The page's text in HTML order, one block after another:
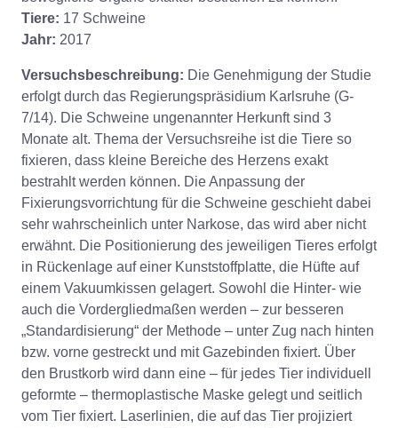
Tiere: 17 Schweine
Jahr: 2017
Versuchsbeschreibung: Die Genehmigung der Studie
erfolgt durch das Regierungspräsidium Karlsruhe (G-
7/14). Die Schweine ungenannter Herkunft sind 3
Monate alt. Thema der Versuchsreihe ist die Tiere so
fixieren, dass kleine Bereiche des Herzens exakt
bestrahlt werden können. Die Anpassung der
Fixierungsvorrichtung für die Schweine geschieht dabei
sehr wahrscheinlich unter Narkose, das wird aber nicht
erwähnt. Die Positionierung des jeweiligen Tieres erfolgt
in Rückenlage auf einer Kunststoffplatte, die Hüfte auf
einem Vakuumkissen gelagert. Sowohl die Hinter- wie
auch die Vordergliedmaßen werden – zur besseren
„Standardisierung“ der Methode – unter Zug nach hinten
bzw. vorne gestreckt und mit Gazebinden fixiert. Über
den Brustkorb wird dann eine – für jedes Tier individuell
geformte – thermoplastische Maske gelegt und seitlich
vom Tier fixiert. Laserlinien, die auf das Tier projiziert